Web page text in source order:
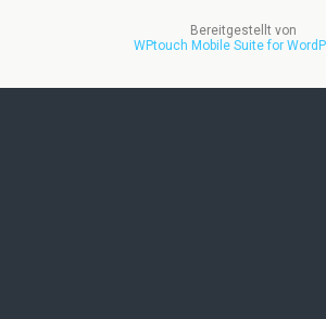
Bereitgestellt von
WPtouch Mobile Suite for